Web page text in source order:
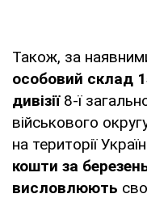
Також, за
особовий склад
дивізії8-ї
військового
на території
кошти за
висловлюють